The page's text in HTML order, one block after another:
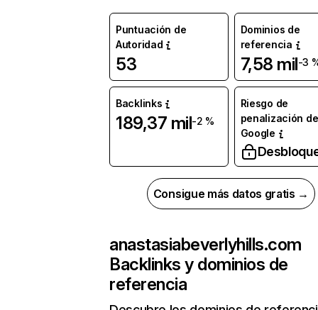
Puntuación de
Autoridad
53
Dominios de
referencia
7,58 mil-3
Backlinks
189,37 mil-2 %
Riesgo de
penalización de
Google
Consigue más datos gratis →
anastasiabeverlyhills.com
Backlinks y dominios de
referencia